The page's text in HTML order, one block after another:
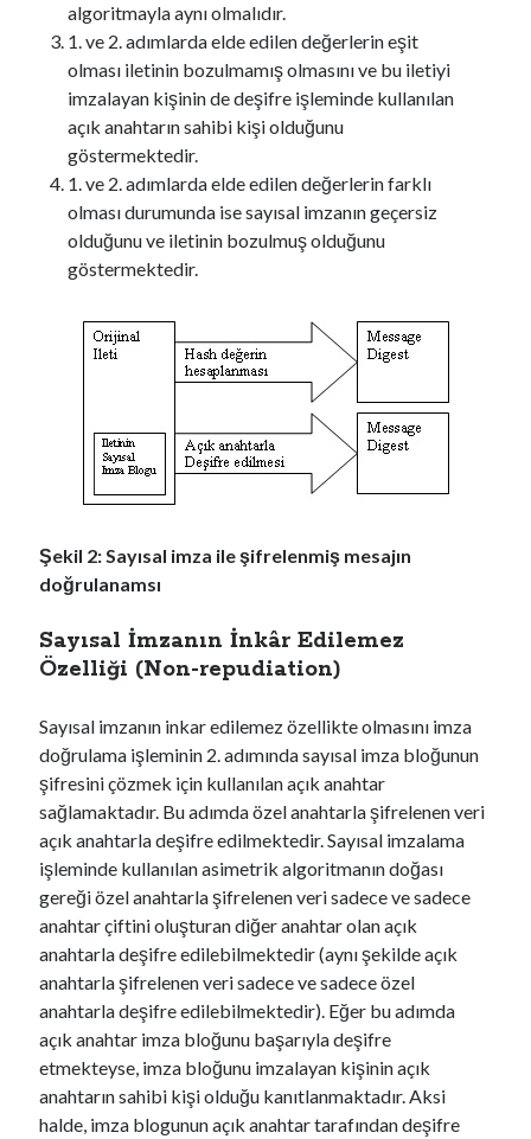
algoritmayla aynı olmalıdır.
1. ve 2. adımlarda elde edilen değerlerin eşit
olması iletinin bozulmamış olmasını ve bu iletiyi
imzalayan kişinin de deşifre işleminde kullanılan
açık anahtarın sahibi kişi olduğunu
göstermektedir.
1. ve 2. adımlarda elde edilen değerlerin farklı
olması durumunda ise sayısal imzanın geçersiz
olduğunu ve iletinin bozulmuş olduğunu
göstermektedir.
Şekil 2: Sayısal imza ile şifrelenmiş mesajın
doğrulanamsı
Sayısal İmzanın İnkâr Edilemez
Özelliği (Non-repudiation)
Sayısal imzanın inkar edilemez özellikte olmasını imza
doğrulama işleminin 2. adımında sayısal imza bloğunun
şifresini çözmek için kullanılan açık anahtar
sağlamaktadır. Bu adımda özel anahtarla şifrelenen veri
açık anahtarla deşifre edilmektedir. Sayısal imzalama
işleminde kullanılan asimetrik algoritmanın doğası
gereği özel anahtarla şifrelenen veri sadece ve sadece
anahtar çiftini oluşturan diğer anahtar olan açık
anahtarla deşifre edilebilmektedir (aynı şekilde açık
anahtarla şifrelenen veri sadece ve sadece özel
anahtarla deşifre edilebilmektedir). Eğer bu adımda
açık anahtar imza bloğunu başarıyla deşifre
etmekteyse, imza bloğunu imzalayan kişinin açık
anahtarın sahibi kişi olduğu kanıtlanmaktadır. Aksi
halde, imza blogunun açık anahtar tarafından deşifre